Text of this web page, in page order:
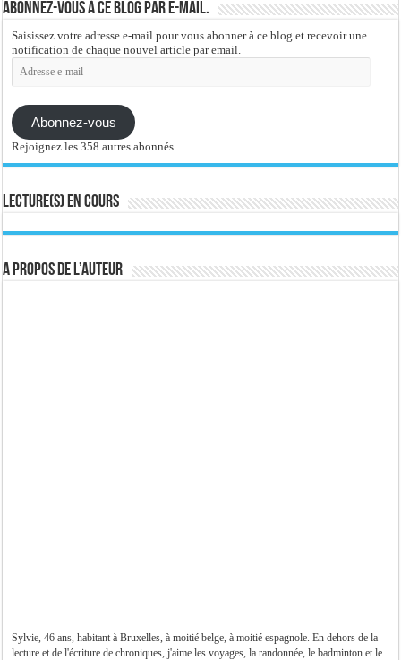
Abonnez-vous à ce blog par e-mail.
Saisissez votre adresse e-mail pour vous abonner à ce blog et recevoir une
notification de chaque nouvel article par email.
Adresse
e-
Abonnez-vous
Rejoignez les 358 autres abonnés
Lecture(s) en cours
A propos de l’auteur
Sylvie, 46 ans, habitant à Bruxelles, à moitié belge, à moitié espagnole. En dehors de la
lecture et de l'écriture de chroniques, j'aime les voyages, la randonnée, le badminton et le